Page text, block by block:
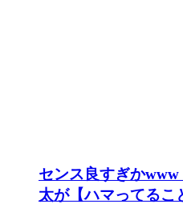
センス良すぎか
太が【ハマってるこ